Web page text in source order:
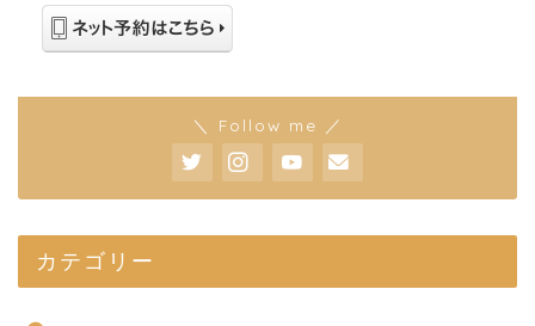
＼ Follow me ／
カテゴリー